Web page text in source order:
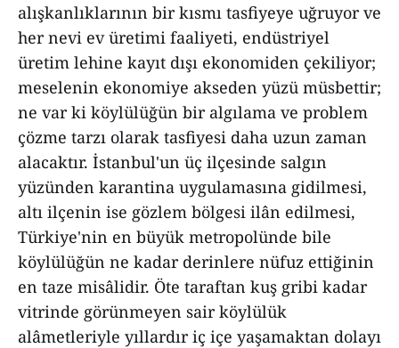
alışkanlıklarının bir kısmı tasfiyeye uğruyor ve
her nevi ev üretimi faaliyeti, endüstriyel
üretim lehine kayıt dışı ekonomiden çekiliyor;
meselenin ekonomiye akseden yüzü müsbettir;
ne var ki köylülüğün bir algılama ve problem
çözme tarzı olarak tasfiyesi daha uzun zaman
alacaktır. İstanbul'un üç ilçesinde salgın
yüzünden karantina uygulamasına gidilmesi,
altı ilçenin ise gözlem bölgesi ilân edilmesi,
Türkiye'nin en büyük metropolünde bile
köylülüğün ne kadar derinlere nüfuz ettiğinin
en taze misâlidir. Öte taraftan kuş gribi kadar
vitrinde görünmeyen sair köylülük
alâmetleriyle yıllardır iç içe yaşamaktan dolayı